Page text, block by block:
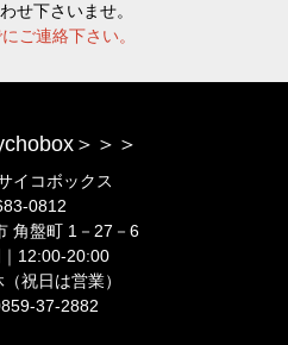
せ下さいませ。
ご連絡下さい。
＞＞＞
イコボックス
0812
角盤町 1－27－6
12:00-20:00
祝日は営業）
37-2882